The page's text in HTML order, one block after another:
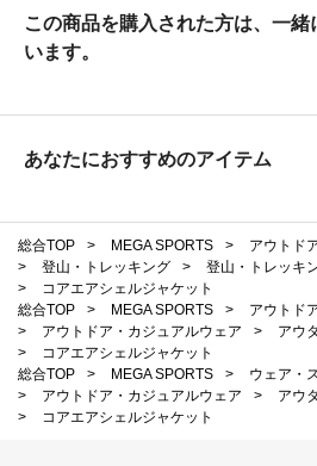
この商品を購入された方は、一
います。
あなたにおすすめのアイテム
総合TOP > MEGA SPORTS >
アウトド
>
登山・トレッキング > 登山・トレッキ
>
コアエアシェルジャケット
総合TOP
> MEGA SPORTS >
アウトド
>
アウトドア・カジュアルウェア > アウ
>
コアエアシェルジャケット
総合TOP
> MEGA SPORTS >
ウェア・
>
アウトドア・カジュアルウェア > アウ
>
コアエアシェルジャケット